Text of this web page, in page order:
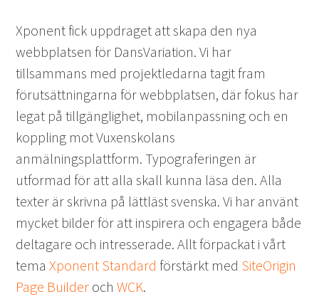
Xponent fick uppdraget att skapa den nya
webbplatsen för DansVariation. Vi har
tillsammans med projektledarna tagit fram
förutsättningarna för webbplatsen, där fokus har
legat på tillgänglighet, mobilanpassning och en
koppling mot Vuxenskolans
anmälningsplattform. Typograferingen är
utformad för att alla skall kunna läsa den. Alla
texter är skrivna på lättläst svenska. Vi har använt
mycket bilder för att inspirera och engagera både
deltagare och intresserade. Allt förpackat i vårt
temaXponent Standard förstärkt med SiteOrigin
Page BuilderochWCK.